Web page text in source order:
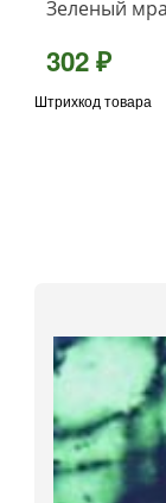
Зеленый
302 ₽
Штрихкод товара